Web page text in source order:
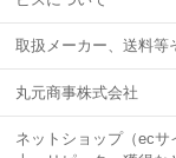
取扱メーカー、送料等
丸元商事株式会社
ネットショップ（ec